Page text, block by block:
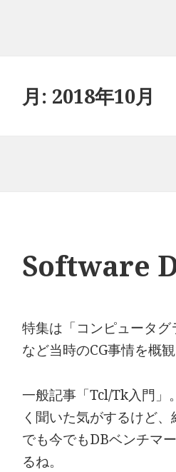
月: 2018年10月
Software
特集は「コンピュータ
など当時のCG事情を概観
一般記事「Tcl/Tk入門」
く聞いた気がするけど
でも今でもDBベンチマ
るね。